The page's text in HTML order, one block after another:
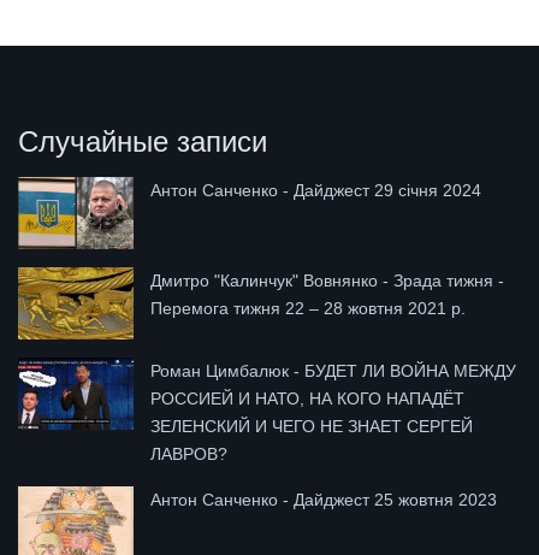
Случайные записи
Антон Санченко - Дайджест 29 січня 2024
Дмитро "Калинчук" Вовнянко - Зрада тижня -
Перемога тижня 22 – 28 жовтня 2021 р.
Роман Цимбалюк - БУДЕТ ЛИ ВОЙНА МЕЖДУ
РОССИЕЙ И НАТО, НА КОГО НАПАДЁТ
ЗЕЛЕНСКИЙ И ЧЕГО НЕ ЗНАЕТ СЕРГЕЙ
ЛАВРОВ?
Антон Санченко - Дайджест 25 жовтня 2023